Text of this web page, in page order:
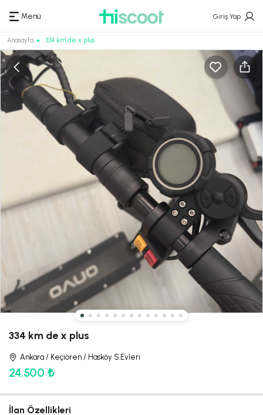
Menü Giriş Yap
Anasayfa 334 km de x plus
334 km de x plus
Ankara / Keçiören / Hasköy S.Evleri
24.500 ₺
İlan Özellikleri